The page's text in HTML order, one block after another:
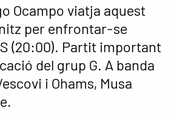
Ocampo viatja aquest
per enfrontar-se
(20:00). Partit important
del grup G. A banda
i Ohams, Musa